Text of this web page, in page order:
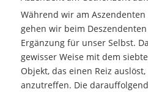
Während wir am
gehen wir beim
Ergänzung für unser Selbst.
gewisser Weise mit dem
Objekt, das einen Reiz
anzutreffen. Die